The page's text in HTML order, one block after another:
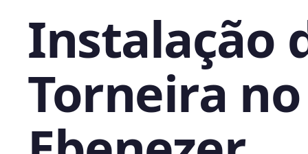
Instalação
Torneira no